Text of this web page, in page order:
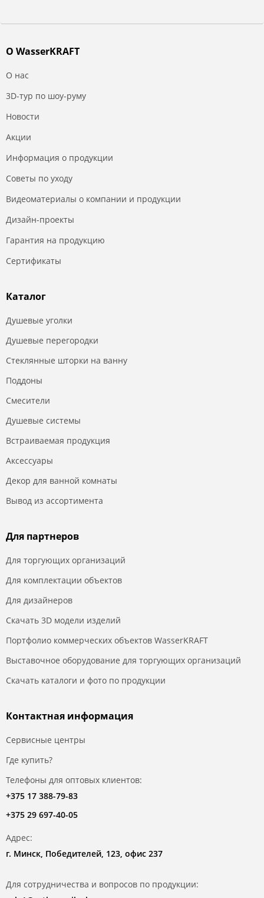
О WasserKRAFT
О нас
3D-тур по шоу-руму
Новости
Акции
Информация о продукции
Советы по уходу
Видеоматериалы о компании и продукции
Дизайн-проекты
Гарантия на продукцию
Сертификаты
Каталог
Душевые уголки
Душевые перегородки
Стеклянные шторки на ванну
Поддоны
Смесители
Душевые системы
Встраиваемая продукция
Аксессуары
Декор для ванной комнаты
Вывод из ассортимента
Для партнеров
Для торгующих организаций
Для комплектации объектов
Для дизайнеров
Скачать 3D модели изделий
Портфолио коммерческих объектов WasserKRAFT
Выставочное оборудование для торгующих организаций
Скачать каталоги и фото по продукции
Контактная информация
Сервисные центры
Где купить?
Телефоны для оптовых клиентов:
+375 17 388-79-83
+375 29 697-40-05
Адрес:
г. Минск, Победителей, 123, офис 237
Для сотрудничества и вопросов по продукции: